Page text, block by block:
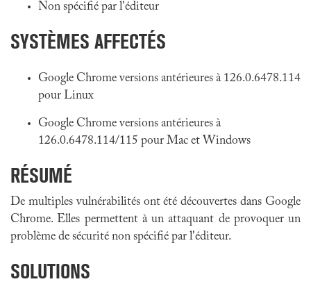
Non spécifié par l'éditeur
SYSTÈMES AFFECTÉS
Google Chrome versions antérieures à 126.0.6478.114
pour Linux
Google Chrome versions antérieures à
126.0.6478.114/115 pour Mac et Windows
RÉSUMÉ
De multiples vulnérabilités ont été découvertes dans Google
Chrome. Elles permettent à un attaquant de provoquer un
problème de sécurité non spécifié par l'éditeur.
SOLUTIONS